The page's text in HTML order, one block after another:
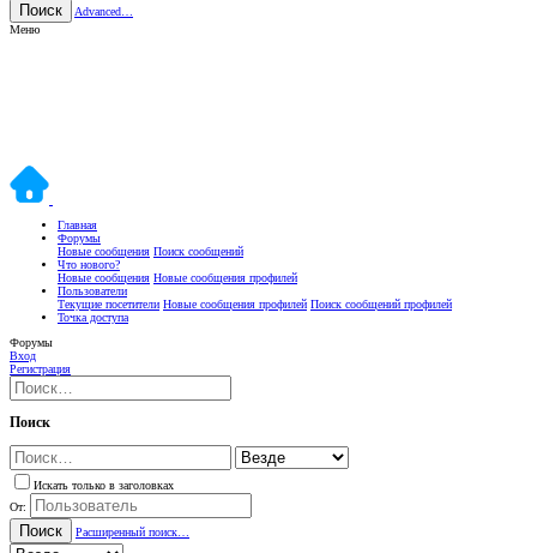
Поиск
Advanced…
Меню
Главная
Форумы
Новые сообщения Поиск сообщений
Что нового?
Новые сообщения Новые сообщения профилей
Пользователи
Текущие посетители Новые сообщения профилей Поиск сообщений профилей
Точка доступа
Форумы
Вход
Регистрация
Поиск
Искать только в заголовках
От:
Поиск Расширенный поиск…